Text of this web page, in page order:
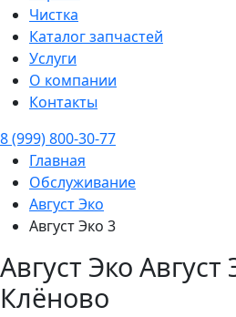
Чистка
Каталог запчастей
Услуги
О компании
Контакты
8 (999) 800-30-77
Главная
Обслуживание
Август Эко
Август Эко 3
Август Эко Август
Клёново